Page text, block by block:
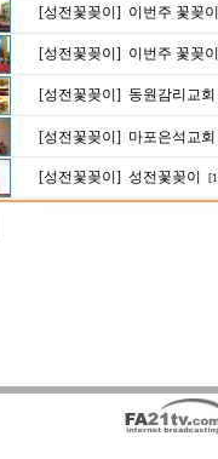
[성전꽃꽂이] 이번주 꽃꽂
[성전꽃꽂이] 이번주 꽃꽂
[성전꽃꽂이] 동원감리교
[성전꽃꽂이] 마포은석교회
[성전꽃꽂이] 성전꽃꽂이